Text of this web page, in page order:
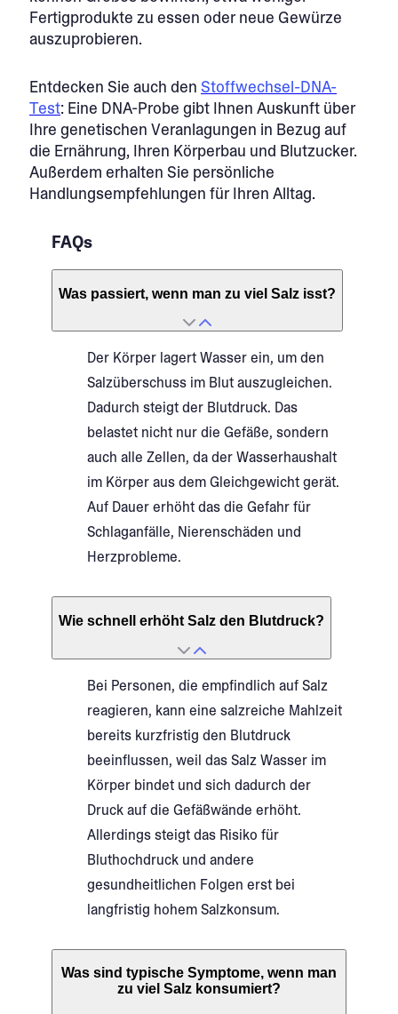
Fertigprodukte zu essen oder neue Gewürze
auszuprobieren.
Entdecken Sie auch den Stoffwechsel-DNA-
Test: Eine DNA-Probe gibt Ihnen Auskunft über
Ihre genetischen Veranlagungen in Bezug auf
die Ernährung, Ihren Körperbau und Blutzucker.
Außerdem erhalten Sie persönliche
Handlungsempfehlungen für Ihren Alltag.
FAQs
Was passiert, wenn man zu viel Salz isst?
Der Körper lagert Wasser ein, um den
Salzüberschuss im Blut auszugleichen.
Dadurch steigt der Blutdruck. Das
belastet nicht nur die Gefäße, sondern
auch alle Zellen, da der Wasserhaushalt
im Körper aus dem Gleichgewicht gerät.
Auf Dauer erhöht das die Gefahr für
Schlaganfälle, Nierenschäden und
Herzprobleme.
Wie schnell erhöht Salz den Blutdruck?
Bei Personen, die empfindlich auf Salz
reagieren, kann eine salzreiche Mahlzeit
bereits kurzfristig den Blutdruck
beeinflussen, weil das Salz Wasser im
Körper bindet und sich dadurch der
Druck auf die Gefäßwände erhöht.
Allerdings steigt das Risiko für
Bluthochdruck und andere
gesundheitlichen Folgen erst bei
langfristig hohem Salzkonsum.
Was sind typische Symptome, wenn man
zu viel Salz konsumiert?